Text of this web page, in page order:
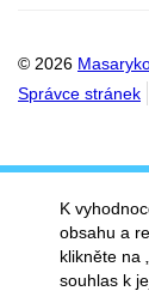
© 2026
Správce stránek
K
obsahu a
klikněte na
souhlas k